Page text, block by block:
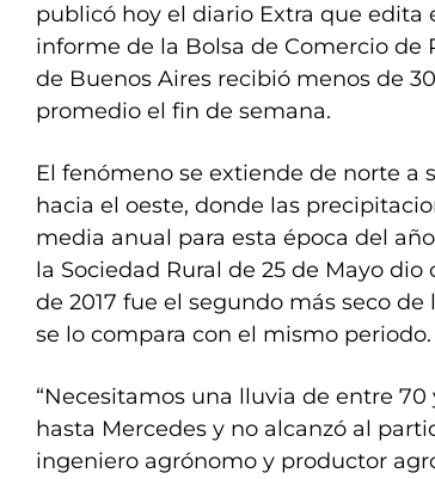
publicó hoy el diario Extra que edita
informe de la Bolsa de Comercio de
de Buenos Aires recibió menos de
promedio el fin de semana.
El fenómeno se extiende de norte a
hacia el oeste, donde las
media anual para esta época del
la Sociedad Rural de 25 de Mayo
de 2017 fue el segundo más seco
se lo compara con el mismo periodo.
“Necesitamos una lluvia de entre
hasta Mercedes y no alcanzó al
ingeniero agrónomo y productor